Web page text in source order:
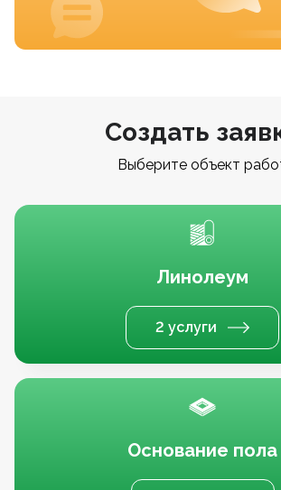
Создать
Выберите объект
Линолеум
2 услуги
Основание пола